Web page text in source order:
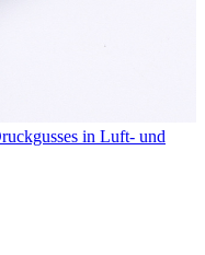
in Luft- und